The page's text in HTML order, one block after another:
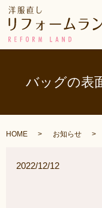
バッグの表
HOME お知らせ
2022/12/12